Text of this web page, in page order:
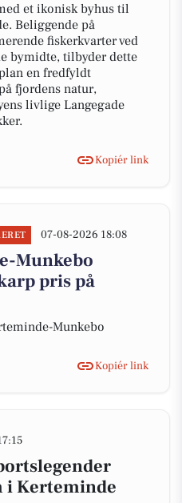
et ikonisk byhus til
Beliggende på
fiskerkvarter ved
bymidte, tilbyder dette
en fredfyldt
fjordens natur,
livlige Langegade
Kopiér link
07-08-2026 18:08
Munkebo
pris på
Munkebo
Kopiér link
i Kerteminde